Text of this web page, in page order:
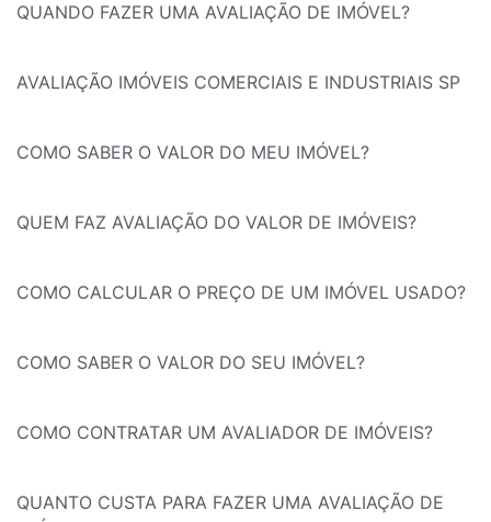
QUANDO FAZER UMA AVALIAÇÃO DE IMÓVEL?
AVALIAÇÃO IMÓVEIS COMERCIAIS E INDUSTRIAIS SP
COMO SABER O VALOR DO MEU IMÓVEL?
QUEM FAZ AVALIAÇÃO DO VALOR DE IMÓVEIS?
COMO CALCULAR O PREÇO DE UM IMÓVEL USADO?
COMO SABER O VALOR DO SEU IMÓVEL?
COMO CONTRATAR UM AVALIADOR DE IMÓVEIS?
QUANTO CUSTA PARA FAZER UMA AVALIAÇÃO DE